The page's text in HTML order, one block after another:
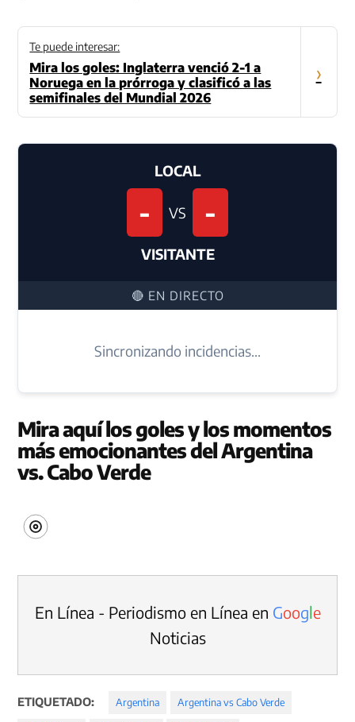
Te puede interesar:
Mira los goles: Inglaterra venció 2-1 a
Noruega en la prórroga y clasificó a las
semifinales del Mundial 2026
›
LOCAL
- VS -
VISITANTE
🔴 EN DIRECTO
Sincronizando incidencias...
Mira aquí los goles y los momentos
más emocionantes del Argentina
vs. Cabo Verde
En Línea - Periodismo en Línea en Google
Noticias
ETIQUETADO: Argentina Argentina vs Cabo Verde